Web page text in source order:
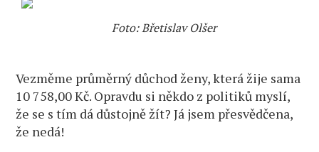
Foto: Břetislav Olšer
Vezměme průměrný důchod ženy, která žije sama
10 758,00 Kč. Opravdu si někdo z politiků myslí,
že se s tím dá důstojně žít? Já jsem přesvědčena,
že nedá!